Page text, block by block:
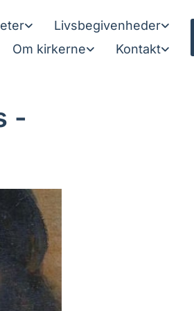
Livsbegivenheder
Om kirkerne
Kontakt
-